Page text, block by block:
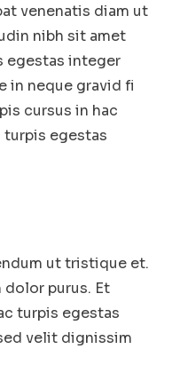
venenatis diam ut
nibh sit amet
egestas integer
in neque gravid fi
cursus in hac
turpis egestas
ut tristique et.
purus. Et
turpis egestas
velit dignissim